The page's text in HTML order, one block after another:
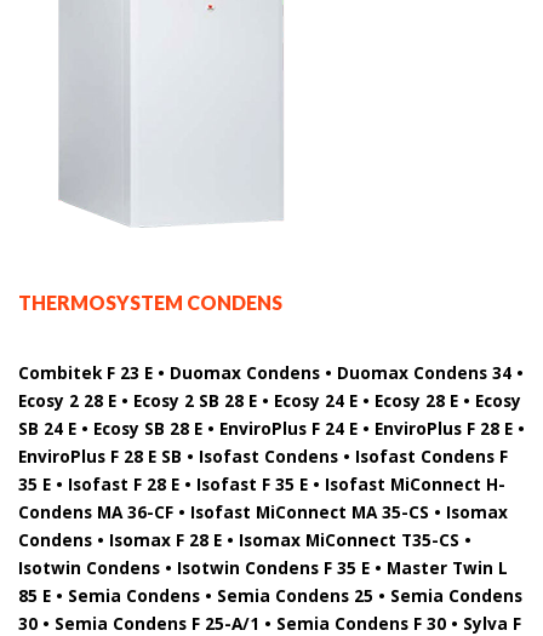
THERMOSYSTEM CONDENS
Combitek F 23 E • Duomax Condens • Duomax Condens 34 •
Ecosy 2 28 E • Ecosy 2 SB 28 E • Ecosy 24 E • Ecosy 28 E • Ecosy
SB 24 E • Ecosy SB 28 E • EnviroPlus F 24 E • EnviroPlus F 28 E •
EnviroPlus F 28 E SB • Isofast Condens • Isofast Condens F
35 E • Isofast F 28 E • Isofast F 35 E • Isofast MiConnect H-
Condens MA 36-CF • Isofast MiConnect MA 35-CS • Isomax
Condens • Isomax F 28 E • Isomax MiConnect T35-CS •
Isotwin Condens • Isotwin Condens F 35 E • Master Twin L
85 E • Semia Condens • Semia Condens 25 • Semia Condens
30 • Semia Condens F 25-A/1 • Semia Condens F 30 • Sylva F